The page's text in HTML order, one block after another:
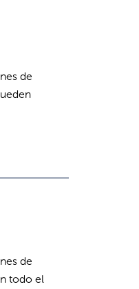
de
de
todo el